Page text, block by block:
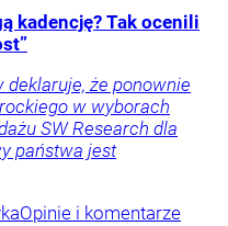
kadencję? Tak ocenili
deklaruje, że ponownie
w wyborach
SW Research dla
państwa jest
Opinie i komentarze